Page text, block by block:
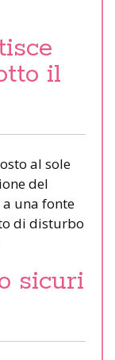
il
al sole
del
una fonte
di disturbo
sicuri